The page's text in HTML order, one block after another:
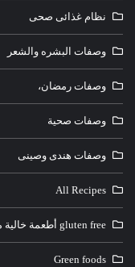
نظام غذائى صحى
وصفات البشره والشعر
وصفات رمضان،
وصفات صحية
وصفات هندى وصينى
All Recipes
gluten free أطعمة خالية من الجلوتين
Green foods